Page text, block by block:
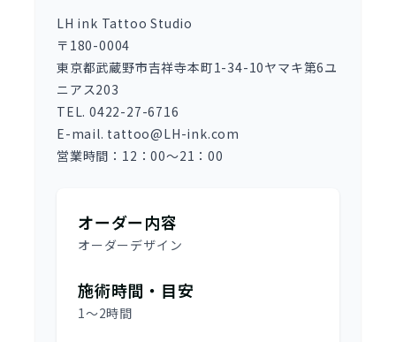
LH ink Tattoo Studio
〒180-0004
東京都武蔵野市吉祥寺本町1-34-10ヤマキ第6ユ
ニアス203
TEL. 0422-27-6716
E-mail. tattoo@LH-ink.com
営業時間：12：00～21：00
オーダー内容
オーダーデザイン
施術時間・目安
1～2時間